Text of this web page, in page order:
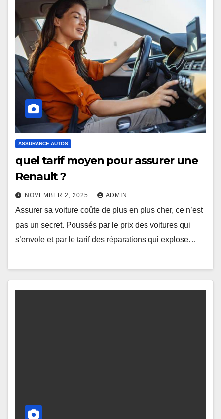
ASSURANCE AUTOS
quel tarif moyen pour assurer une
Renault ?
NOVEMBER 2, 2025 ADMIN
Assurer sa voiture coûte de plus en plus cher, ce n’est
pas un secret. Poussés par le prix des voitures qui
s’envole et par le tarif des réparations qui explose…